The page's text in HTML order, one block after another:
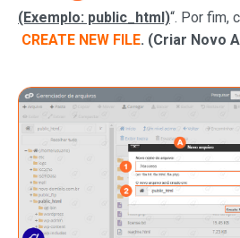
(Exemplo: public_html)“. Por fim,
CREATE NEW FILE. (Criar Novo